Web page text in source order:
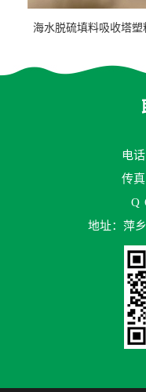
海水脱硫填料吸收塔塑
电
传
Q
地址：萍